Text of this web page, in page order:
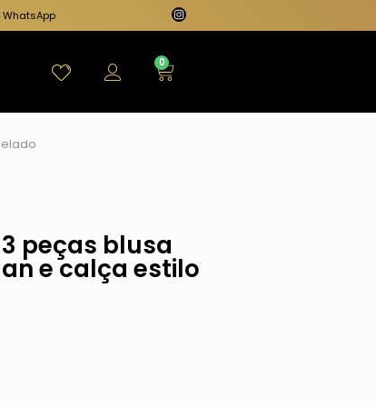
WhatsApp
0
peças blusa
e calça estilo